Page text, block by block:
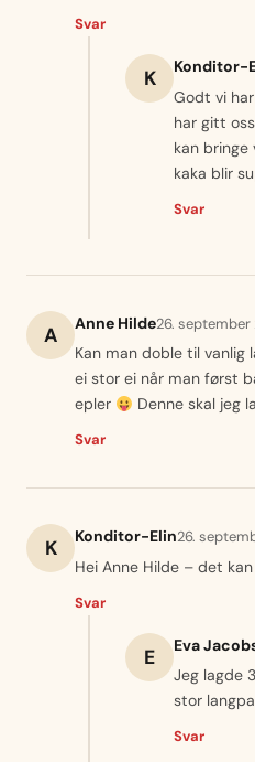
Svar
K Konditor-
Godt vi
har gitt
kan bringe
kaka blir
Svar
A Anne Hilde26. september
Kan man doble til vanlig
ei stor ei når man først
epler
Denne skal jeg
Svar
K Konditor-Elin26.
Hei Anne Hilde – det
Svar
E Eva
Jeg lagde
stor
Svar